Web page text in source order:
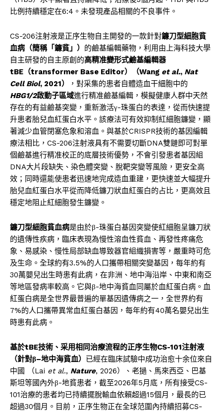
比例持續穩定在6:4。未發現產品相關的不良事件。
CS-206注射液是正序生物自主開發的一款針對鐮刀型細胞貧
血病（簡稱「鐮貧」） 的鹼基編輯藥物，利用由上海科技大學
自主研發的自主原創的高精准變形式鹼基編輯器
tBE （transformer Base Editor）（Wang et al., Nat
Cell Biol, 2021）
，對采集的患者自體造血干細胞中的
HBG1/2啟動子區域進行精准鹼基編輯，模擬健康人群中天然
存在的有益鹼基突變，重新激活γ-珠蛋白的表達，從而快速提
升患者胎兒血紅蛋白水平。該療法可有效抑制紅細胞鐮變，顯
著減少血管閉塞危象和溶血。與基於CRISPR技術的基因編輯
療法相比，CS-206注射液具有不需要切斷DNA雙鏈即可對單
個鹼基進行精准校正的底層技術優勢，不會引發患者基因組
DNA大片段缺失、染色體突變、脫靶突變等風險，更安全高
效；同時還能使患者迅速地完成造血重建，更快速並大幅提升
胎兒血紅蛋白水平從而降低鐮刀狀血紅蛋白的占比，更高效且
穩定地阻止紅細胞發生鐮變。
鐮刀型細胞貧血病是由於β-珠蛋白基因突變使紅細胞呈鐮刀狀
的遺傳性疾病，臨床表現為慢性溶血性貧血、再發性疼痛危
象、易感染、慢性局部缺血導致器官組織損害等，嚴重時可危
及生命。全球約有3.5%的人口攜帶相關突變基因，每年約有
30萬嬰兒出生時患有此病，在非洲、地中海沿岸、中東和南亞
等地區發病率較高。它與β-地中海貧血同屬於血紅蛋白病。血
紅蛋白病是全世界最普遍的單基因遺傳病之一，全世界約有
7%的人口攜帶異常血紅蛋白基因，每年約有40萬名嬰兒出生
時患有此病。
基於tBE技術、采用相同治療流程的正序生物CS-101注射液
（針對β–地中海貧血） 已經在臨床試驗中成功治愈十余位來自
中國 （Lai et al., Nature, 2026）、老撾、馬來西亞、巴基
斯坦等國內外β-地貧患者，截至2026年5月底，所有接受CS-
101治療的患者均已持續擺脫輸血依賴超過15個月，最長的已
超過30個月。目前，正序生物正在全球范圍內持續招募CS-